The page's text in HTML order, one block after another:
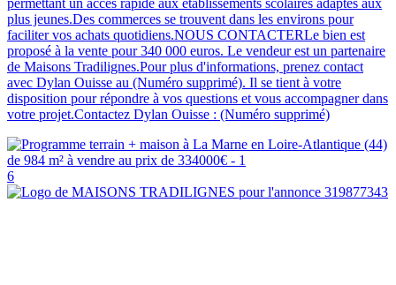
permettant un accès rapide aux établissements scolaires adaptés aux
plus jeunes.Des commerces se trouvent dans les environs pour
faciliter vos achats quotidiens.NOUS CONTACTERLe bien est
proposé à la vente pour 340 000 euros. Le vendeur est un partenaire
de Maisons Tradilignes.Pour plus d'informations, prenez contact
avec Dylan Ouisse au (Numéro supprimé). Il se tient à votre
disposition pour répondre à vos questions et vous accompagner dans
votre projet.Contactez Dylan Ouisse : (Numéro supprimé)
6